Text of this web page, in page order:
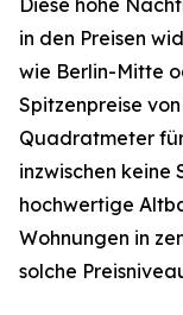
Diese hohe
in den Preisen
wie Berlin-Mitte
Spitzenpreise
Quadratmeter
inzwischen keine
hochwertige
Wohnungen in
solche